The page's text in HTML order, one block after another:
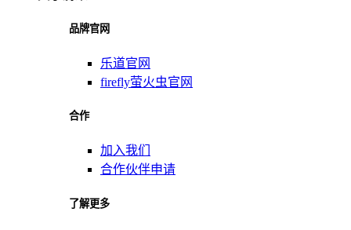
品牌官网
乐道官网
firefly萤火虫官网
合作
加入我们
合作伙伴申请
了解更多